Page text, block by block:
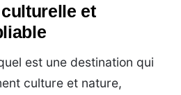
et
est une destination qui
culture et nature,